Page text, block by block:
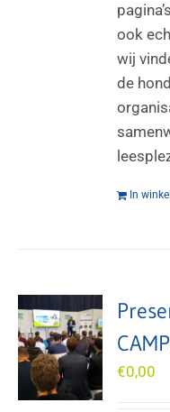
ook
wij
de
In
€0,00